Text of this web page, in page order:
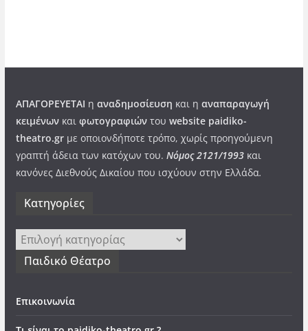
ΑΠΑΓΟΡΕΥΕΤΑΙ η αναδημοσίευση και η αναπαραγωγή
κειμένωνκαι φωτογραφιώντου website paidiko-
theatro.grμε οποιονδήποτε τρόπο, χωρίς προηγούμενη
γραπτή άδεια των κατόχων του. Νόμος 2121/1993και
κανόνες Διεθνούς Δικαίου που ισχύουν στην Ελλάδα.
Kατηγορίες
Kατηγορίες
Παιδικό Θέατρο
Επικοινωνία